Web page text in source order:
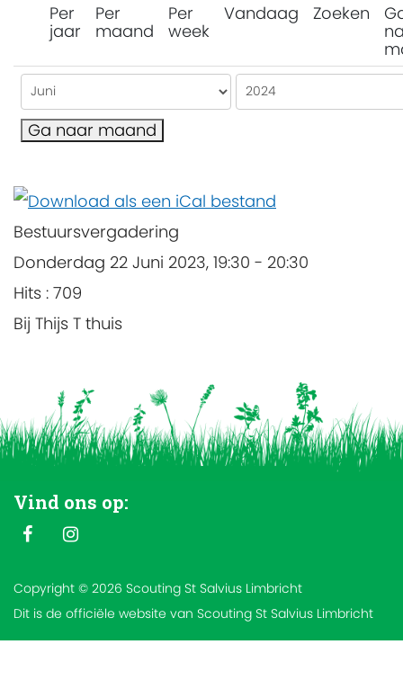
Per
jaar
Per
maand
Per
week
Vandaag Zoeken
Ga naar maand
Bestuursvergadering
Donderdag 22 Juni 2023, 19:30 - 20:30
Hits : 709
Bij Thijs T thuis
Vind ons op:
Copyright © 2026 Scouting St Salvius Limbricht
Dit is de officiële website van Scouting St Salvius Limbricht